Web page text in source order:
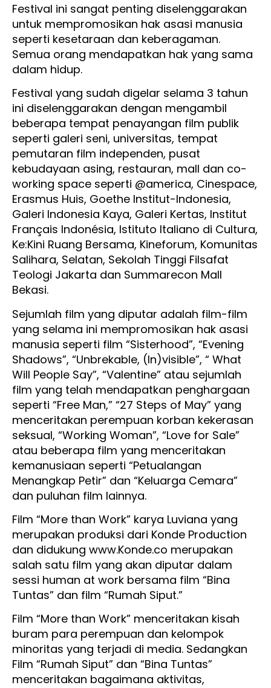
Festival ini sangat penting diselenggarakan
untuk mempromosikan hak asasi manusia
seperti kesetaraan dan keberagaman.
Semua orang mendapatkan hak yang sama
dalam hidup.
Festival yang sudah digelar selama 3 tahun
ini diselenggarakan dengan mengambil
beberapa tempat penayangan film publik
seperti galeri seni, universitas, tempat
pemutaran film independen, pusat
kebudayaan asing, restauran, mall dan co-
working space seperti @america, Cinespace,
Erasmus Huis, Goethe Institut-Indonesia,
Galeri Indonesia Kaya, Galeri Kertas, Institut
Français Indonésia, Istituto Italiano di Cultura,
Ke:Kini Ruang Bersama, Kineforum, Komunitas
Salihara, Selatan, Sekolah Tinggi Filsafat
Teologi Jakarta dan Summarecon Mall
Bekasi.
Sejumlah film yang diputar adalah film-film
yang selama ini mempromosikan hak asasi
manusia seperti film “Sisterhood”, “Evening
Shadows”, “Unbrekable, (In)visible”, “ What
Will People Say”, “Valentine” atau sejumlah
film yang telah mendapatkan penghargaan
seperti “Free Man,” “27 Steps of May” yang
menceritakan perempuan korban kekerasan
seksual, “Working Woman”, “Love for Sale”
atau beberapa film yang menceritakan
kemanusiaan seperti “Petualangan
Menangkap Petir” dan “Keluarga Cemara”
dan puluhan film lainnya.
Film “More than Work” karya Luviana yang
merupakan produksi dari Konde Production
dan didukung www.Konde.co merupakan
salah satu film yang akan diputar dalam
sessi human at work bersama film “Bina
Tuntas” dan film “Rumah Siput.”
Film “More than Work” menceritakan kisah
buram para perempuan dan kelompok
minoritas yang terjadi di media. Sedangkan
Film “Rumah Siput” dan “Bina Tuntas”
menceritakan bagaimana aktivitas,